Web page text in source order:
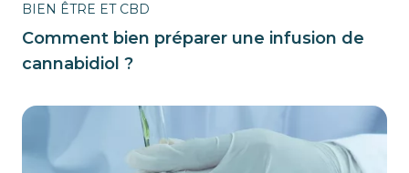
BIEN ÊTRE ET CBD
Comment bien préparer une infusion de
cannabidiol ?